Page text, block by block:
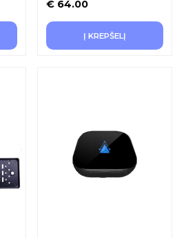
€ 64.00
Į KREPŠELĮ